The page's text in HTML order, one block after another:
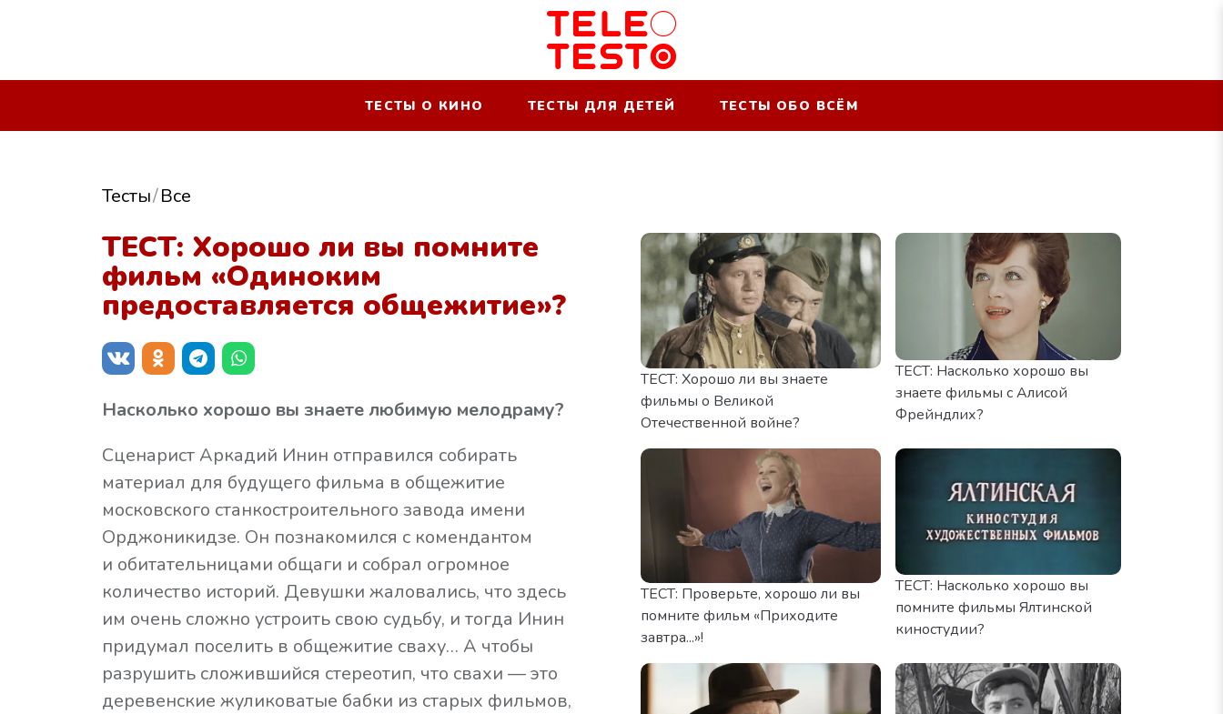
ТЕСТЫ О КИНО ТЕСТЫ ДЛЯ ДЕТЕЙ ТЕСТЫ ОБО ВСЁМ
Тесты Все
ТЕСТ: Хорошо ли вы помните
фильм «Одиноким
предоставляется общежитие»?
Насколько хорошо вы знаете любимую мелодраму?
Сценарист Аркадий Инин отправился собирать
материал для будущего фильма в общежитие
московского станкостроительного завода имени
Орджоникидзе. Он познакомился с комендантом
и обитательницами общаги и собрал огромное
количество историй. Девушки жаловались, что здесь
им очень сложно устроить свою судьбу, и тогда Инин
придумал поселить в общежитие сваху… А чтобы
разрушить сложившийся стереотип, что свахи — это
деревенские жуликоватые бабки из старых фильмов,
ТЕСТ: Хорошо ли вы знаете
фильмы о Великой
Отечественной войне?
ТЕСТ: Насколько хорошо вы
знаете фильмы с Алисой
Фрейндлих?
ТЕСТ: Проверьте, хорошо ли вы
помните фильм «Приходите
завтра...»!
ТЕСТ: Насколько хорошо вы
помните фильмы Ялтинской
киностудии?